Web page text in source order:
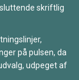
skriftlig
på pulsen, da
udpeget af